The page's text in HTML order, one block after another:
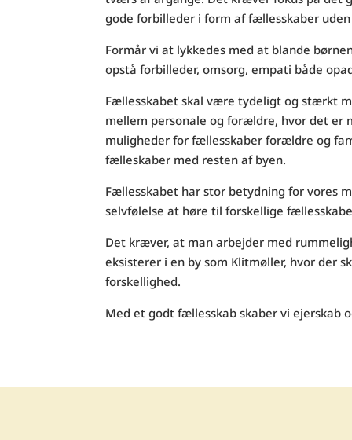
gode forbilleder i form af fællesskaber
Formår vi at lykkedes med at blande
opstå forbilleder, omsorg, empati både
Fællesskabet skal være tydeligt og stærkt
mellem personale og forældre, hvor det er
muligheder for fællesskaber forældre og
fælleskaber med resten af byen.
Fællesskabet har stor betydning for vores
selvfølelse at høre til forskellige
Det kræver, at man arbejder med
eksisterer i en by som Klitmøller, hvor der
forskellighed.
Med et godt fællesskab skaber vi ejerskab